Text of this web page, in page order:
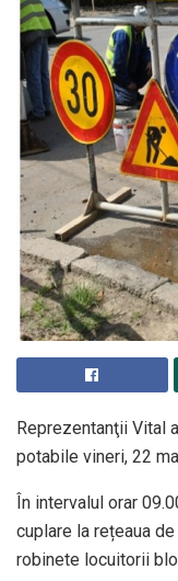
Reprezentanţii Vital
potabile vineri, 22
În intervalul orar
cuplare la rețeaua
robinete locuitorii